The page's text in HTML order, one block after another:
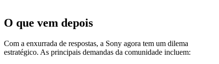
O que vem depois
Com a enxurrada de respostas, a Sony agora tem um dilema
estratégico. As principais demandas da comunidade incluem: